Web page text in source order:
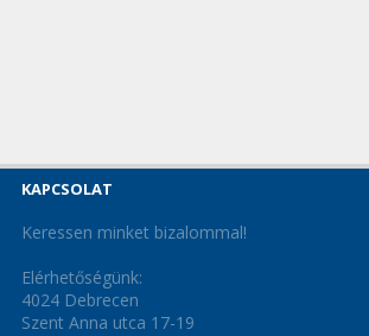
KAPCSOLAT
Keressen minket bizalommal!
Elérhetőségünk:
4024 Debrecen
Szent Anna utca 17-19